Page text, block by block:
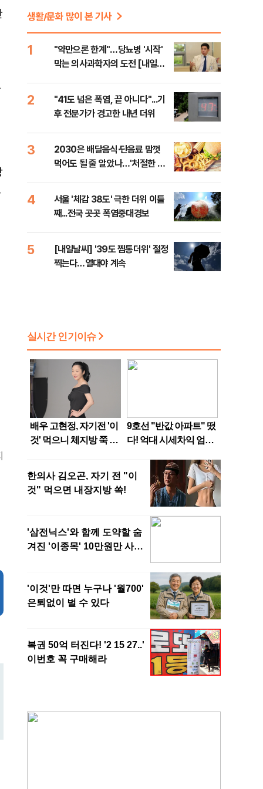
생활/문화 많이 본 기사
1
"약만으론 한계"…당뇨병 '시작'
막는 의사과학자의 도전 [내일의
2
"41도 넘은 폭염, 끝 아니다"...기
후 전문가가 경고한 내년 더위
3
2030은 배달음식·단음료 맘껏
먹어도 될 줄 알았나…'처절한 대
4
서울 '체감 38도' 극한 더위 이틀
째...전국 곳곳 폭염중대경보
5
[내일날씨] '39도 찜통더위' 절정
찍는다…열대야 계속